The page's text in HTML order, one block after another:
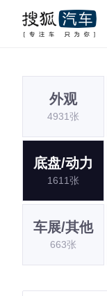
外观
4931张
底盘/动力
1611张
车展/其他
663张